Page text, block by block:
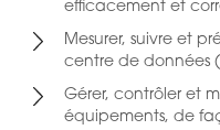
efficacement et
Mesurer, suivre et
centre de données
Gérer, contrôler et
équipements, de